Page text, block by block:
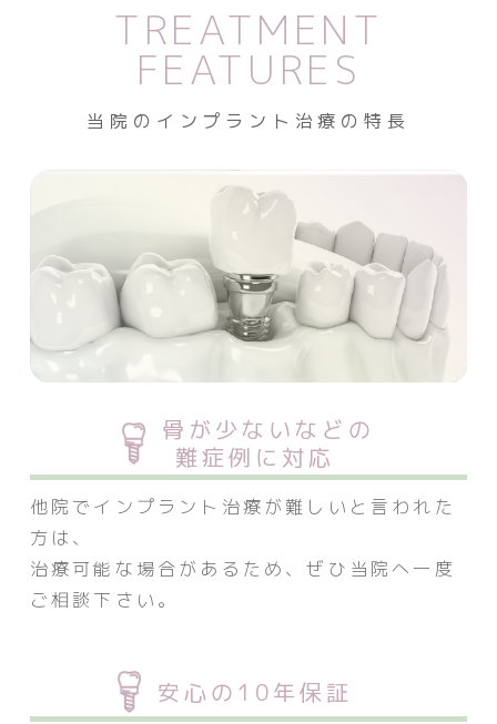
TREATMENT
FEATURES
当院のインプラント治療の特長
骨が少ないなどの
難症例に対応
他院でインプラント治療が難しいと言われた
方は、
治療可能な場合があるため、ぜひ当院へ一度
ご相談下さい。
安心の10年保証